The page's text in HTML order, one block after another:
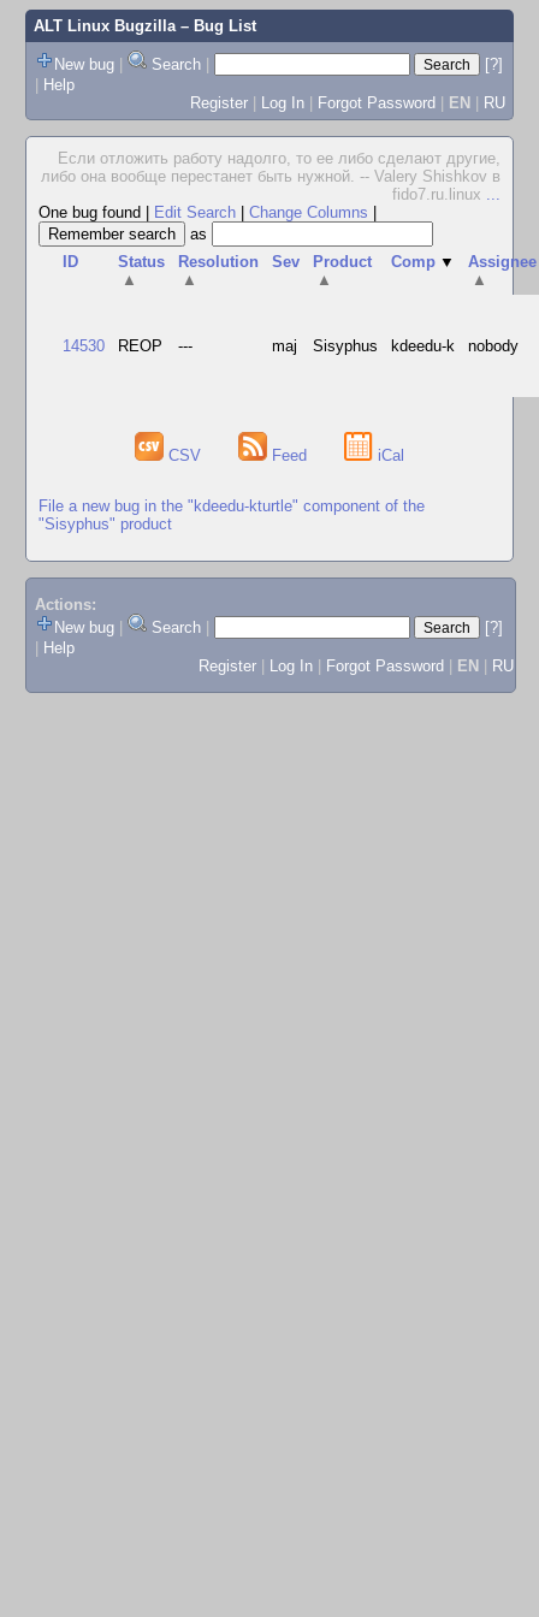
ALT Linux Bugzilla– Bug List
New bug | Search |
[?]
| Help
Register | Log In | Forgot Password | EN | RU
Если отложить работу надолго, то ее либо сделают другие,
либо она вообще перестанет быть нужной. -- Valery Shishkov в
fido7.ru.linux ...
One bug found
Edit Search Change Columns
as
ID
Status
▲
Resolution
▲
Sev
Product
▲
Comp ▼
Assignee
▲
14530 REOP --- maj Sisyphus kdeedu-k nobody
CSV Feed iCal
File a new bug in the "kdeedu-kturtle" component of the
"Sisyphus" product
Actions:
New bug
Search
[?]
Help
Register
Log In Forgot Password EN RU